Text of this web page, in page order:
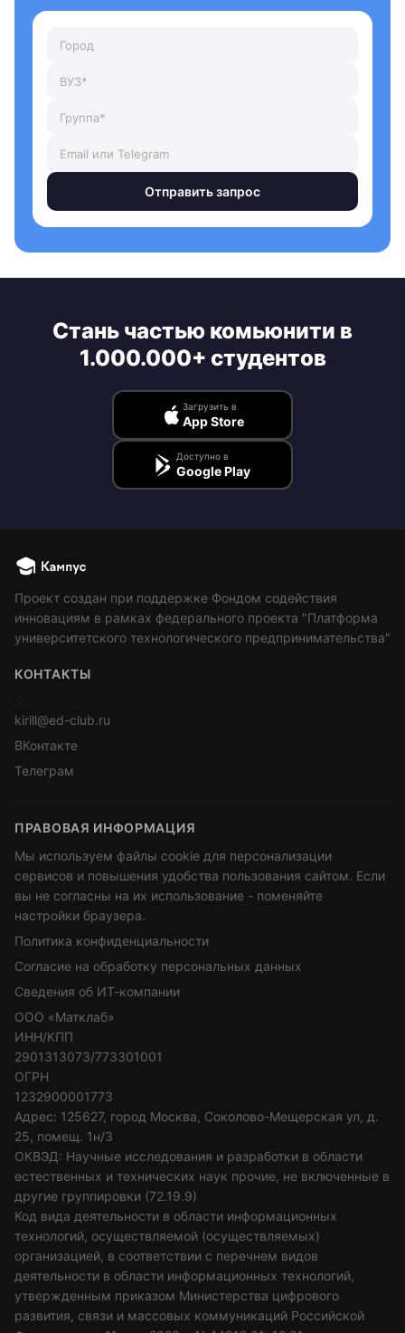
Отправить запрос
Стань частью комьюнити в
1.000.000+ студентов
Загрузить в
App Store
Доступно в
Google Play
Проект создан при поддержке Фондом содействия
инновациям в рамках федерального проекта "Платформа
университетского технологического предпринимательства"
КОНТАКТЫ
>
kirill@ed-club.ru
ВКонтакте
Телеграм
ПРАВОВАЯ ИНФОРМАЦИЯ
Мы используем файлы cookie для персонализации
сервисов и повышения удобства пользования сайтом. Если
вы не согласны на их использование - поменяйте
настройки браузера.
Политика конфиденциальности
Согласие на обработку персональных данных
Сведения об ИТ-компании
ООО «Матклаб»
ИНН/КПП
2901313073/773301001
ОГРН
1232900001773
Адрес: 125627, город Москва, Соколово-Мещерская ул, д.
25, помещ. 1н/3
ОКВЭД: Научные исследования и разработки в области
естественных и технических наук прочие, не включенные в
другие группировки (72.19.9)
Код вида деятельности в области информационных
технологий, осуществляемой (осуществляемых)
организацией, в соответствии с перечнем видов
деятельности в области информационных технологий,
утвержденным приказом Министерства цифрового
развития, связи и массовых коммуникаций Российской